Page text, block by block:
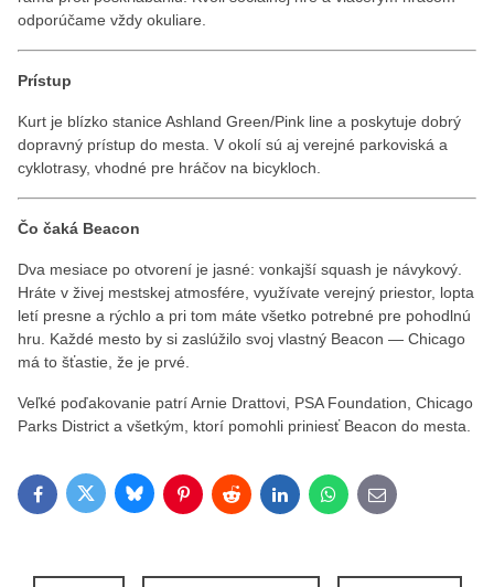
odporúčame vždy okuliare.
Prístup
Kurt je blízko stanice Ashland Green/Pink line a poskytuje dobrý
dopravný prístup do mesta. V okolí sú aj verejné parkoviská a
cyklotrasy, vhodné pre hráčov na bicykloch.
Čo čaká Beacon
Dva mesiace po otvorení je jasné: vonkajší squash je návykový.
Hráte v živej mestskej atmosfére, využívate verejný priestor, lopta
letí presne a rýchlo a pri tom máte všetko potrebné pre pohodlnú
hru. Každé mesto by si zaslúžilo svoj vlastný Beacon — Chicago
má to šťastie, že je prvé.
Veľké poďakovanie patrí Arnie Drattovi, PSA Foundation, Chicago
Parks District a všetkým, ktorí pomohli priniesť Beacon do mesta.
FacebookTwitterBlueskyPinterestRedditLinkedInWhatsApp
E-mail